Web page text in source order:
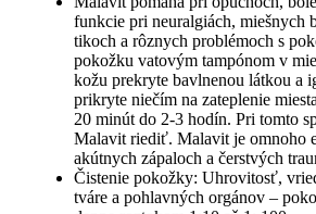
funkcie pri neuralgiách, miešnych
tikoch a rôznych problémoch s
pokožku vatovým tampónom v
kožu prekryte bavlnenou látkou a
prikryte niečím na zateplenie
20 minút do 2-3 hodín. Pri tomto
Malavit riediť. Malavit je omnoho
akútnych zápaloch a čerstvých
Čistenie pokožky: Uhrovitosť,
tváre a pohlavných orgánov –